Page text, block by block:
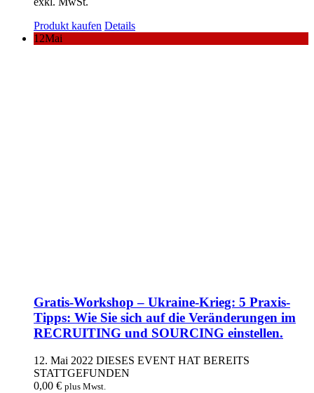
Produkt kaufen Details
12Mai
Gratis-Workshop – Ukraine-Krieg: 5 Praxis-
Tipps: Wie Sie sich auf die Veränderungen im
RECRUITING und SOURCING einstellen.
12. Mai 2022 DIESES EVENT HAT BEREITS
STATTGEFUNDEN
0,00 € plus Mwst.